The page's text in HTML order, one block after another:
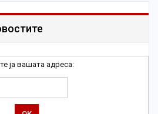
ја вашата адреса: